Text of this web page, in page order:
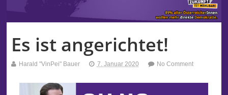
Es ist angerichtet!
Harald "VinPei" Bauer 7. Januar 2020 No Comment